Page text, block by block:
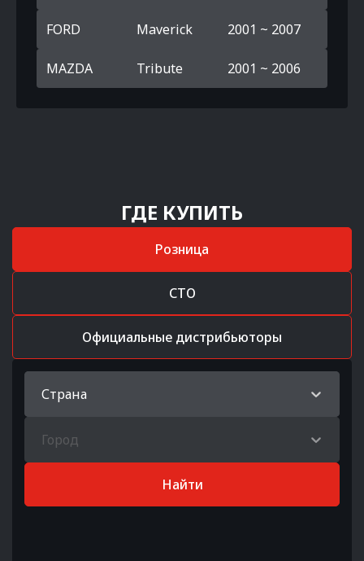
FORD Maverick 2001 ~ 2007
MAZDA Tribute 2001 ~ 2006
ГДЕ КУПИТЬ
Розница
СТО
Официальные дистрибьюторы
Страна
Город
Найти